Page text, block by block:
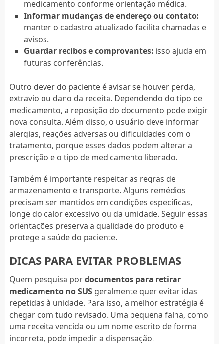
medicamento conforme orientação médica.
Informar mudanças de endereço ou contato:
manter o cadastro atualizado facilita chamadas e
avisos.
Guardar recibos e comprovantes: isso ajuda em
futuras conferências.
Outro dever do paciente é avisar se houver perda,
extravio ou dano da receita. Dependendo do tipo de
medicamento, a reposição do documento pode exigir
nova consulta. Além disso, o usuário deve informar
alergias, reações adversas ou dificuldades com o
tratamento, porque esses dados podem alterar a
prescrição e o tipo de medicamento liberado.
Também é importante respeitar as regras de
armazenamento e transporte. Alguns remédios
precisam ser mantidos em condições específicas,
longe do calor excessivo ou da umidade. Seguir essas
orientações preserva a qualidade do produto e
protege a saúde do paciente.
DICAS PARA EVITAR PROBLEMAS
Quem pesquisa pordocumentos para retirar
medicamento no SUSgeralmente quer evitar idas
repetidas à unidade. Para isso, a melhor estratégia é
chegar com tudo revisado. Uma pequena falha, como
uma receita vencida ou um nome escrito de forma
incorreta, pode impedir a dispensação.